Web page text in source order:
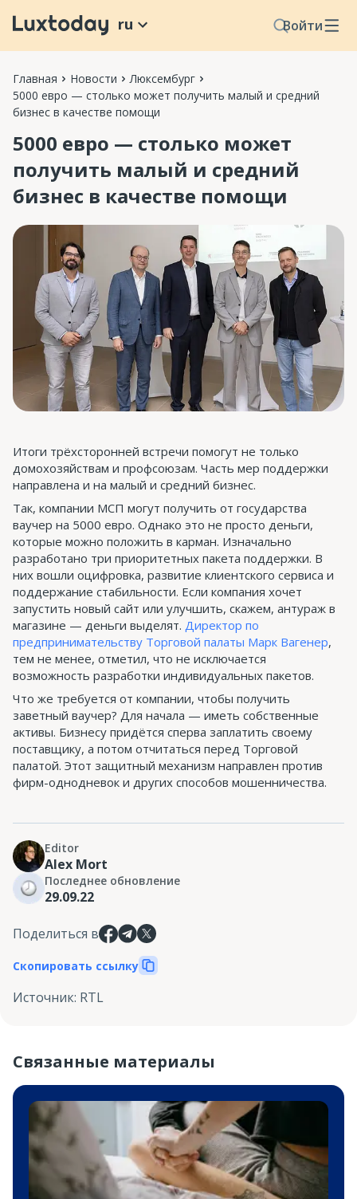
Войти
ru
Главная Новости
Люксембург
5000 евро — столько может получить малый и средний
бизнес в качестве помощи
5000 евро — столько может
получить малый и средний
бизнес в качестве помощи
Итоги трёхсторонней встречи помогут не только
домохозяйствам и профсоюзам. Часть мер поддержки
направлена и на малый и средний бизнес.
Так, компании МСП могут получить от государства
ваучер на 5000 евро. Однако это не просто деньги,
которые можно положить в карман. Изначально
разработано три приоритетных пакета поддержки. В
них вошли оцифровка, развитие клиентского сервиса и
поддержание стабильности. Если компания хочет
запустить новый сайт или улучшить, скажем, антураж в
магазине — деньги выделят. Директор по
предпринимательству Торговой палаты Марк Вагенер,
тем не менее, отметил, что не исключается
возможность разработки индивидуальных пакетов.
Что же требуется от компании, чтобы получить
заветный ваучер? Для начала — иметь собственные
активы. Бизнесу придётся сперва заплатить своему
поставщику, а потом отчитаться перед Торговой
палатой. Этот защитный механизм направлен против
фирм-однодневок и других способов мошенничества.
Editor
Alex Mort
Последнее обновление
29.09.22
Поделиться в
Скопировать ссылку
Источник: RTL
Связанные материалы